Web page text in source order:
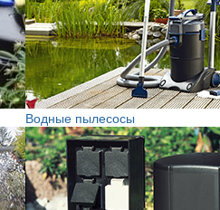
Водные пылесосы